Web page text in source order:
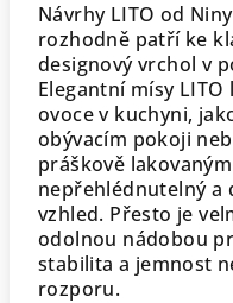
Návrhy LITO od
rozhodně patří ke
designový vrchol v
Elegantní mísy
ovoce v kuchyni,
obývacím pokoji
práškově
nepřehlédnutelný a
vzhled. Přesto je
odolnou nádobou
stabilita a jemnost
rozporu.